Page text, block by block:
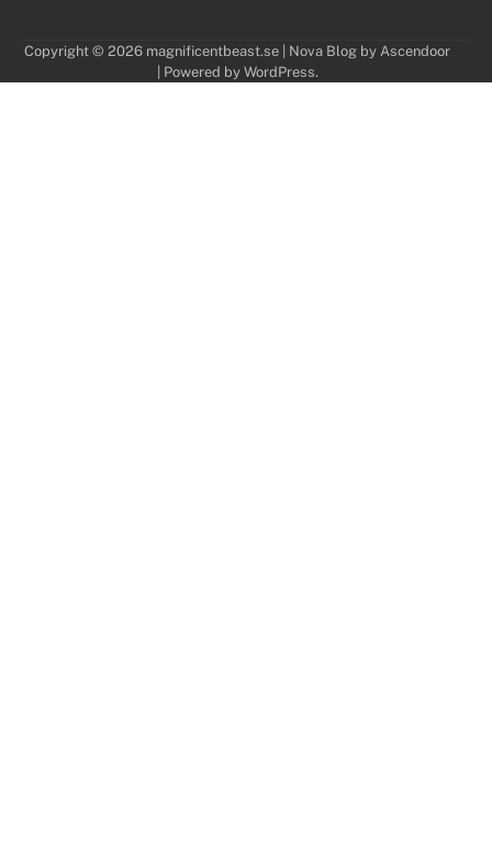
Copyright © 2026 magnificentbeast.se | Nova Blog by Ascendoor
| Powered by WordPress.